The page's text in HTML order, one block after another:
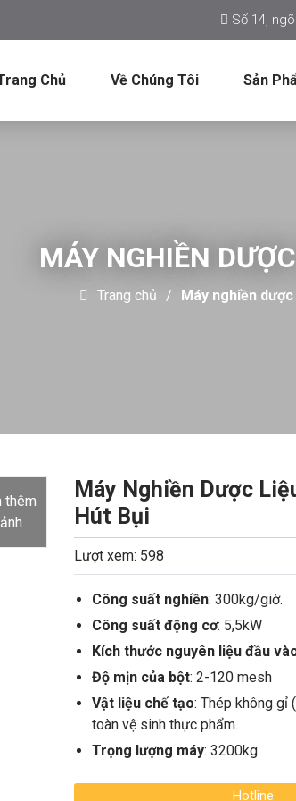
Số 14,
Chủ Về Chúng Tôi Sản
MÁY NGHIỀN
Trang chủ Máy nghiền
thêm
Máy Nghiền Dược
Hút Bụi
Lượt xem: 598
Công suất nghiền: 300kg/giờ.
Công suất động cơ: 5,5kW
Kích thước nguyên liệu đầu
Độ mịn của bột: 2-120 mesh
Vật liệu chế tạo: Thép không gỉ
toàn vệ sinh thực phẩm.
Trọng lượng máy: 3200kg
Hotline